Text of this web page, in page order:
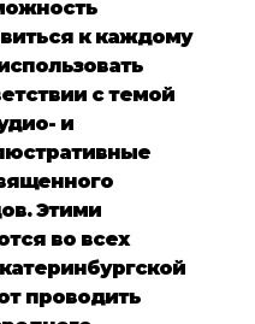
к каждому
с темой
и
Этими
во всех
проводить